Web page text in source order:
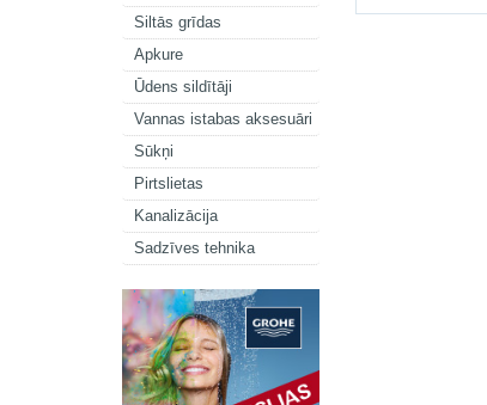
Siltās grīdas
Apkure
Ūdens sildītāji
Vannas istabas aksesuāri
Sūkņi
Pirtslietas
Kanalizācija
Sadzīves tehnika